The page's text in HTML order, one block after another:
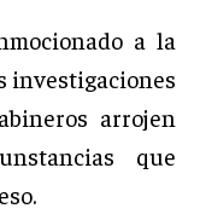
a la
investigaciones
arrojen
que